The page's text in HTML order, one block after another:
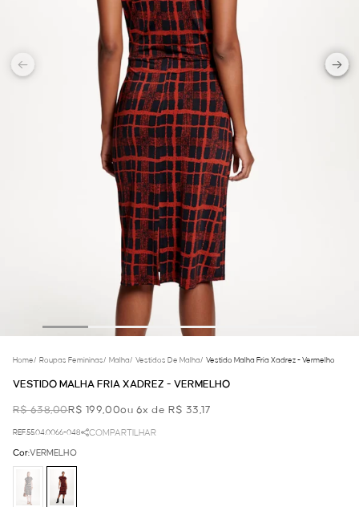
Home/ Roupas Femininas/ Malha/ Vestidos De Malha/ Vestido Malha Fria Xadrez - Vermelho
VESTIDO MALHA FRIA XADREZ - VERMELHO
R$ 638,00R$ 199,00ou 6x de R$ 33,17
REF.55.04.0066-048 COMPARTILHAR
Cor:VERMELHO